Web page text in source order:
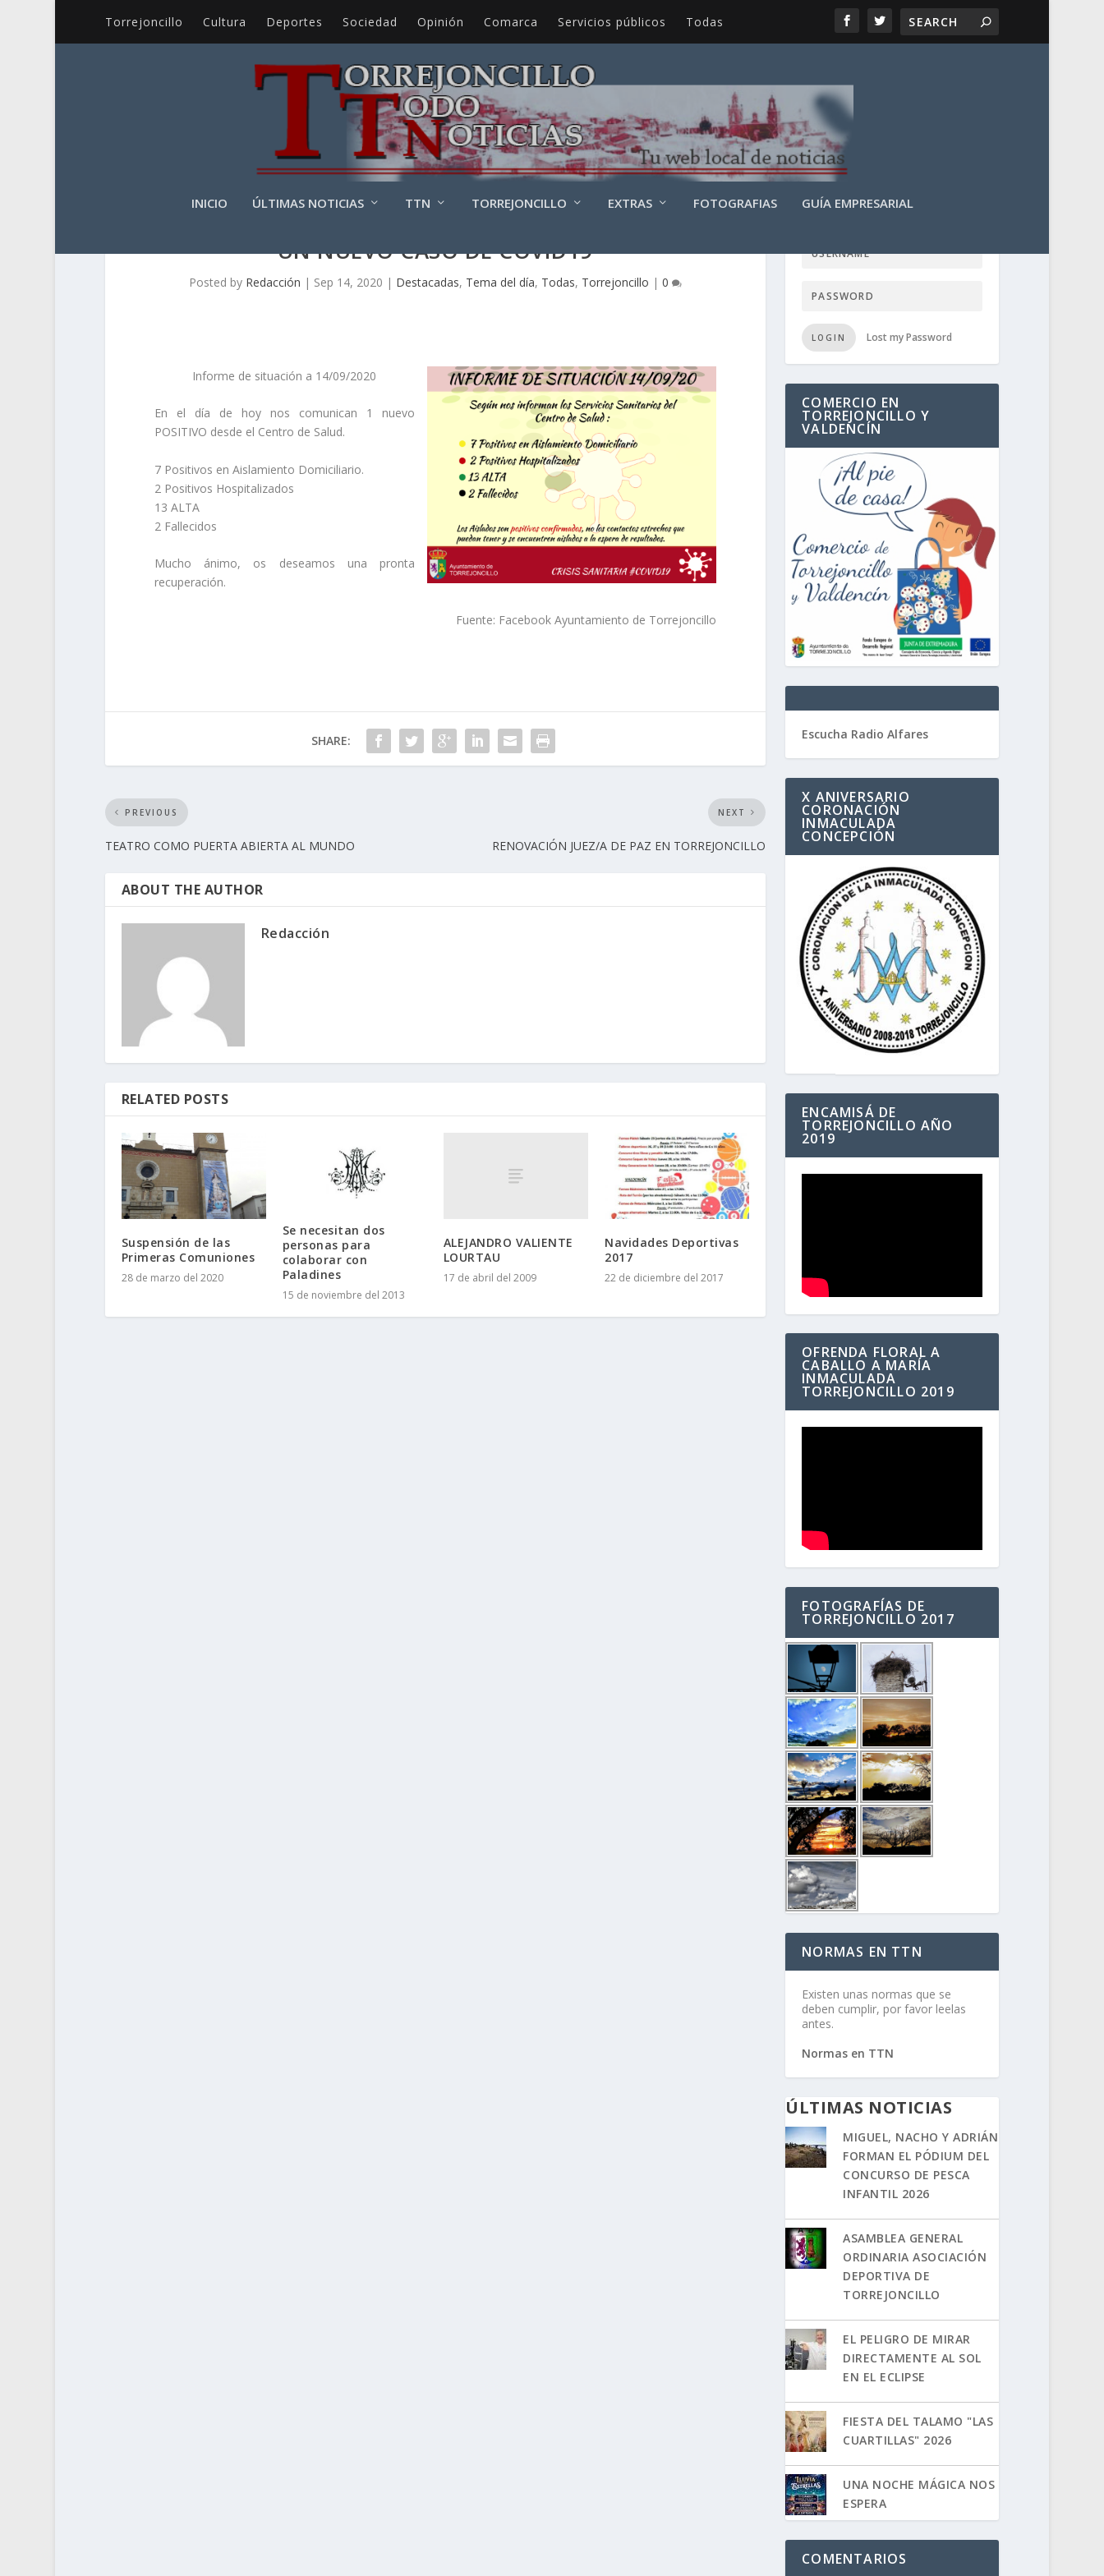
Torrejoncillo Cultura Deportes Sociedad Opinión Comarca Servicios públicos Todas
INICIO ÚLTIMAS NOTICIAS TTN TORREJONCILLO EXTRAS FOTOGRAFIAS GUÍA EMPRESARIAL
UN NUEVO CASO DE COVID19
Posted by Redacción | Sep 14, 2020 | Destacadas, Tema del día, Todas, Torrejoncillo | 0
Informe de situación a 14/09/2020
En el día de hoy nos comunican 1 nuevo
POSITIVO desde el Centro de Salud.
7 Positivos en Aislamiento Domiciliario.
2 Positivos Hospitalizados
13 ALTA
2 Fallecidos
Mucho ánimo, os deseamos una pronta
recuperación.
Fuente: Facebook Ayuntamiento de Torrejoncillo
SHARE:
PREVIOUS
TEATRO COMO PUERTA ABIERTA AL MUNDO
NEXT
RENOVACIÓN JUEZ/A DE PAZ EN TORREJONCILLO
ABOUT THE AUTHOR
Redacción
RELATED POSTS
Suspensión de las
Primeras Comuniones
28 de marzo del 2020
Se necesitan dos
personas para
colaborar con
Paladines
15 de noviembre del 2013
ALEJANDRO VALIENTE
LOURTAU
17 de abril del 2009
Navidades Deportivas
2017
22 de diciembre del 2017
LOGIN USER TTN
LOGIN Lost my Password
COMERCIO EN
TORREJONCILLO Y
VALDENCÍN
Escucha Radio Alfares
X ANIVERSARIO
CORONACIÓN
INMACULADA
CONCEPCIÓN
ENCAMISÁ DE
TORREJONCILLO AÑO
2019
OFRENDA FLORAL A
CABALLO A MARÍA
INMACULADA
TORREJONCILLO 2019
FOTOGRAFÍAS DE
TORREJONCILLO 2017
NORMAS EN TTN
Existen unas normas que se
deben cumplir, por favor leelas
antes.
Normas en TTN
ÚLTIMAS NOTICIAS
MIGUEL, NACHO Y ADRIÁN
FORMAN EL PÓDIUM DEL
CONCURSO DE PESCA
INFANTIL 2026
ASAMBLEA GENERAL
ORDINARIA ASOCIACIÓN
DEPORTIVA DE
TORREJONCILLO
EL PELIGRO DE MIRAR
DIRECTAMENTE AL SOL
EN EL ECLIPSE
FIESTA DEL TALAMO "LAS
CUARTILLAS" 2026
UNA NOCHE MÁGICA NOS
ESPERA
COMENTARIOS